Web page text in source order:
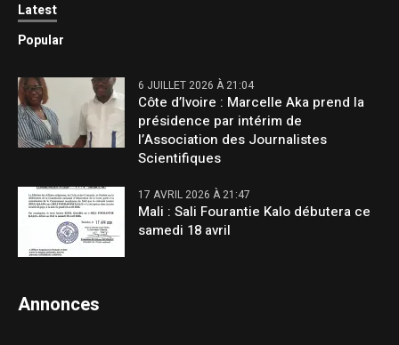
Latest
Popular
6 JUILLET 2026 À 21:04
Côte d’Ivoire : Marcelle Aka prend la
présidence par intérim de
l’Association des Journalistes
Scientifiques
17 AVRIL 2026 À 21:47
Mali : Sali Fourantie Kalo débutera ce
samedi 18 avril
Annonces